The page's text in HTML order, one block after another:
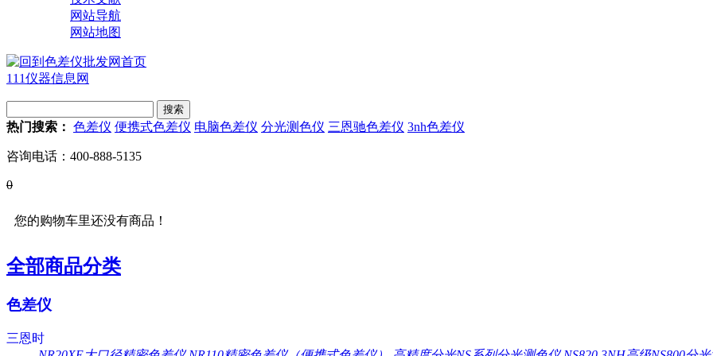
网站导航
网站地图
111仪器信息网
热门搜索： 色差仪 便携式色差仪 电脑色差仪 分光测色仪 三恩驰色差仪 3nh色差仪
咨询电话： 400-888-5135
0
您的购物车里还没有商品！
全部商品分类
色差仪
三恩时